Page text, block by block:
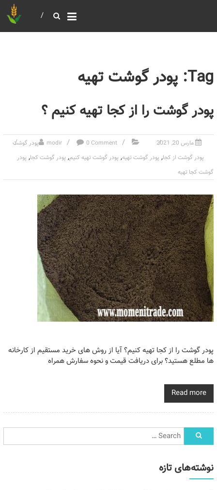
Tag: پودر گوشت تهیه
پودر گوشت را از کجا تهیه کنیم ؟
مارس 20, 2021 modir 0 Comment
پودر گوشت
پودر گوشت از کجا, پودر گوشت تهیه, پودر گوشت تهیه کنیم, پودر گوشت کجا, پودر
گوشت کجا تهیه
پودر گوشت را از کجا تهیه کنیم؟ آیا از روش های خرید مستقیم از کارخانه
ها مطلع هستید؟ برای دریافت قیمت و نحوه سفارش همراه
Read more
نوشته‌های تازه